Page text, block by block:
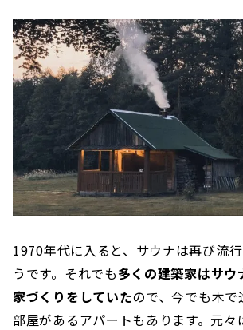
1970年代に入ると、サウナは再び流
うです。それでも多くの建築家はサウ
家づくりをしていたので、今でも木
部屋があるアパートもあります。元々